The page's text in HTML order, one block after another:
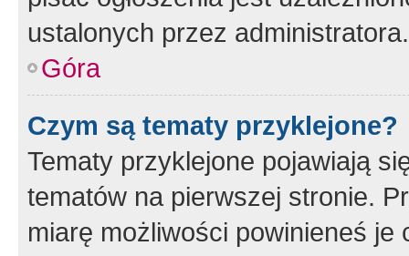
ustalonych przez administratora.
Góra
Czym są tematy przyklejone?
Tematy przyklejone pojawiają
tematów na pierwszej stronie.
miarę możliwości powinieneś je